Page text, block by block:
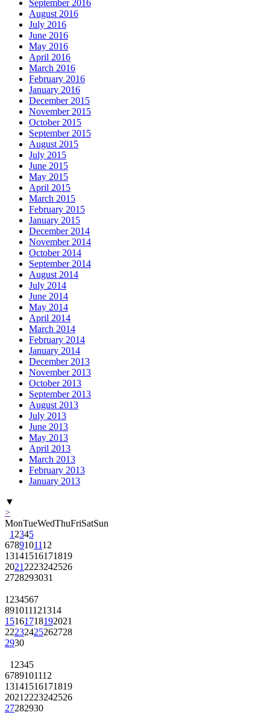
September 2016
August 2016
July 2016
June 2016
May 2016
April 2016
March 2016
February 2016
January 2016
December 2015
November 2015
October 2015
September 2015
August 2015
July 2015
June 2015
May 2015
April 2015
March 2015
February 2015
January 2015
December 2014
November 2014
October 2014
September 2014
August 2014
July 2014
June 2014
May 2014
April 2014
March 2014
February 2014
January 2014
December 2013
November 2013
October 2013
September 2013
August 2013
July 2013
June 2013
May 2013
April 2013
March 2013
February 2013
January 2013
▼
>
MonTueWedThuFriSatSun
12345
6789101112
13141516171819
20212223242526
2728293031
1234567
891011121314
15161718192021
22232425262728
2930
12345
6789101112
13141516171819
20212223242526
27282930